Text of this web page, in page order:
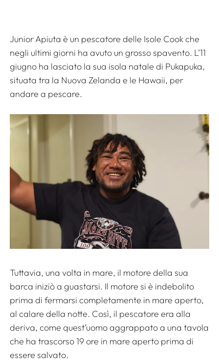
Junior Apiuta è un pescatore delle Isole Cook che
negli ultimi giorni ha avuto un grosso spavento. L’11
giugno ha lasciato la sua isola natale di Pukapuka,
situata tra la Nuova Zelanda e le Hawaii, per
andare a pescare.
Tuttavia, una volta in mare, il motore della sua
barca iniziò a guastarsi. Il motore si è indebolito
prima di fermarsi completamente in mare aperto,
al calare della notte. Così, il pescatore era alla
deriva, come quest’uomo aggrappato a una tavola
che ha trascorso 19 ore in mare aperto prima di
essere salvato.